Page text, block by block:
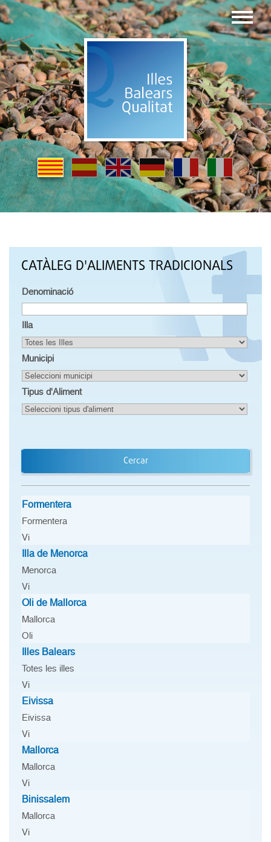
CATÀLEG D'ALIMENTS TRADICIONALS
Denominació
Illa
Municipi
Tipus d'Aliment
Cercar
Formentera
Formentera
Vi
Illa de Menorca
Menorca
Vi
Oli de Mallorca
Mallorca
Oli
Illes Balears
Totes les illes
Vi
Eivissa
Eivissa
Vi
Mallorca
Mallorca
Vi
Binissalem
Mallorca
Vi